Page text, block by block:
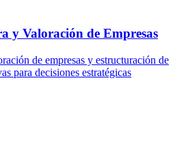
y Valoración de Empresas
de empresas y estructuración de
para decisiones estratégicas